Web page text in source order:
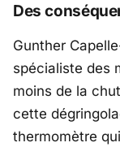
Des
Gunther
spécialiste des
moins de la
cette
thermomètre